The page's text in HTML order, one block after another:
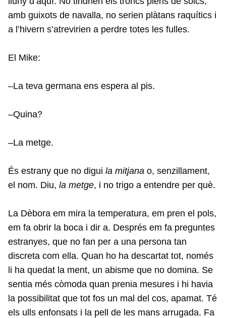
amb guixots de navalla, no serien plàtans raquítics i
a l’hivern s’atrevirien a perdre totes les fulles.
El Mike:
–La teva germana ens espera al pis.
–Quina?
–La metge.
És estrany que no digui la mitjana o, senzillament,
el nom. Diu, la metge, i no trigo a entendre per què.
La Dèbora em mira la temperatura, em pren el pols,
em fa obrir la boca i dir a. Després em fa preguntes
estranyes, que no fan per a una persona tan
discreta com ella. Quan ho ha descartat tot, només
li ha quedat la ment, un abisme que no domina. Se
sentia més còmoda quan prenia mesures i hi havia
la possibilitat que tot fos un mal del cos, apamat. Té
els ulls enfonsats i la pell de les mans arrugada. Fa